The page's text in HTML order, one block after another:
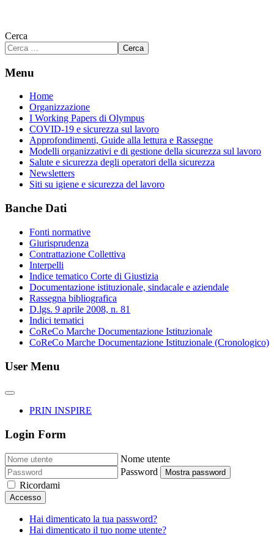
Cerca
Cerca
Menu
Home
Organizzazione
I Working Papers di Olympus
COVID-19 e sicurezza sul lavoro
Approfondimenti, Guide alla lettura e Rassegne
Modelli organizzativi e di gestione della sicurezza sul lavoro
Salute e sicurezza degli operatori della sicurezza
Newsletters
Siti su igiene e sicurezza del lavoro
Banche Dati
Fonti normative
Giurisprudenza
Contrattazione Collettiva
Interpelli
Indice tematico Corte di Giustizia
Documentazione istituzionale, sindacale e aziendale
Rassegna bibliografica
D.lgs. 9 aprile 2008, n. 81
Indici tematici
CoReCo Marche Documentazione Istituzionale
CoReCo Marche Documentazione Istituzionale (Cronologico)
User Menu
PRIN INSPIRE
Login Form
Nome utente
Password
Mostra password
Ricordami
Accesso
Hai dimenticato la tua password?
Hai dimenticato il tuo nome utente?